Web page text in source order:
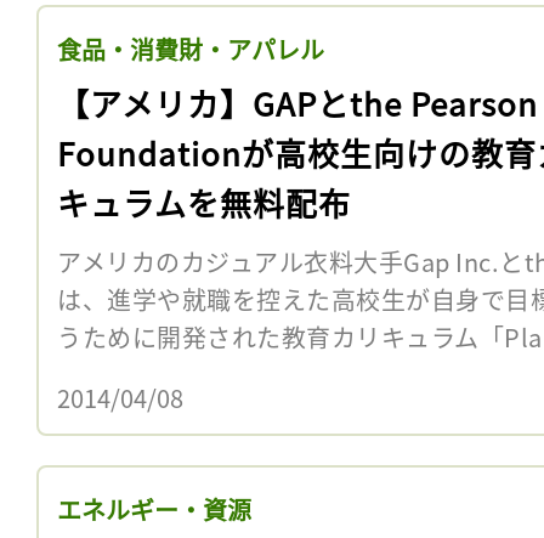
食品・消費財・アパレル
【アメリカ】GAPとthe Pearson
Foundationが高校生向けの教育
キュラムを無料配布
アメリカのカジュアル衣料大手Gap Inc.
は、進学や就職を控えた高校生が自身で
うために開発された教育カリキュラム「
2014/04/08
エネルギー・資源